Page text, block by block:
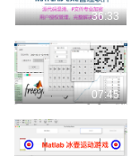
36:33
07:45